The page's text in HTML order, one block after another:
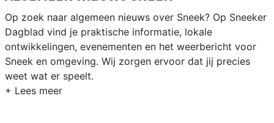
Op zoek naar algemeen nieuws over Sneek? Op Sneeker
Dagblad vind je praktische informatie, lokale
ontwikkelingen, evenementen en het weerbericht voor
Sneek en omgeving. Wij zorgen ervoor dat jij precies
weet wat er speelt.